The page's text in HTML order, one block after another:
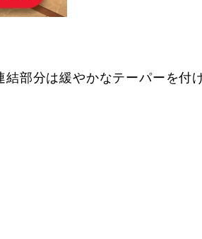
部分は緩やかなテーパーを付